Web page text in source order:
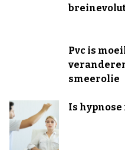
Pvc is
smeerolie
Is hypnose